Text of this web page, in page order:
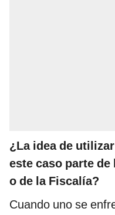
¿La idea de
este caso parte
o de la Fiscalía?
Cuando uno se